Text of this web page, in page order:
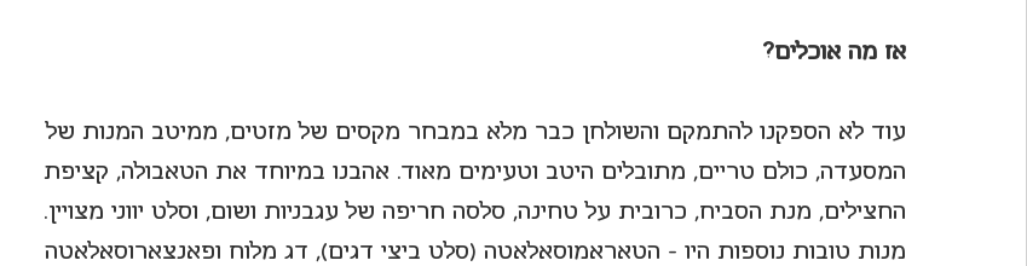
אז מה אוכלים?
עוד לא הספקנו להתמקם והשולחן כבר מלא במבחר מקסים של מזטים, ממיטב המנות של
המסעדה, כולם טריים, מתובלים היטב וטעימים מאוד. אהבנו במיוחד את הטאבולה, קציפת
החצילים, מנת הסביח, כרובית על טחינה, סלסה חריפה של עגבניות ושום, וסלט יווני מצויין.
מנות טובות נוספות היו - הטאראמוסאלאטה (סלט ביצי דגים), דג מלוח ופאנצארוסאלאטה